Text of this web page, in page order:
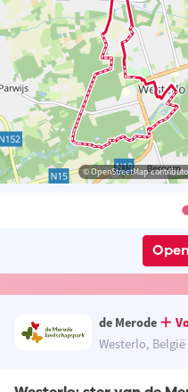
© OpenStreetMap
de Merode
Westerlo, België